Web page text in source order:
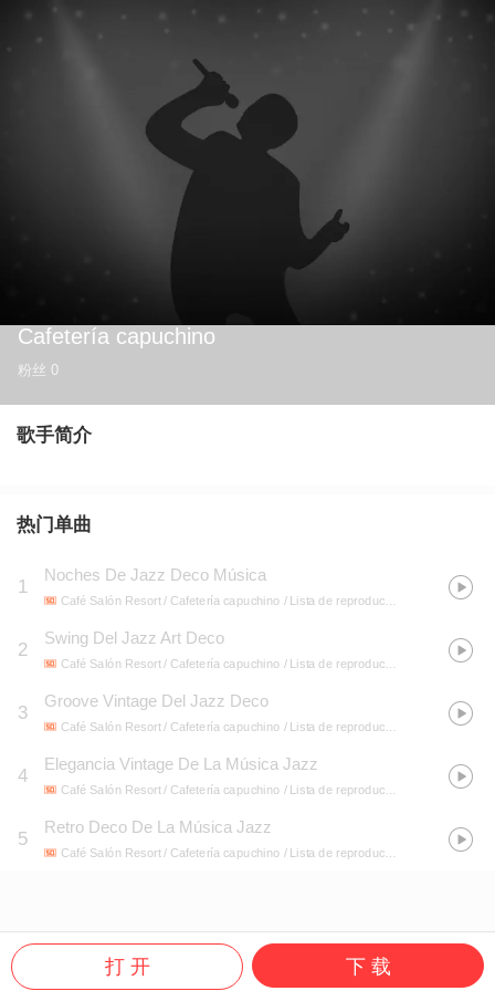
Cafetería capuchino
粉丝 0
歌手简介
热门单曲
1
Noches De Jazz Deco Música
Café Salón Resort / Cafetería capuchino / Lista de reproducción de la cafetería
2
Swing Del Jazz Art Deco
Café Salón Resort / Cafetería capuchino / Lista de reproducción de la cafetería
3
Groove Vintage Del Jazz Deco
Café Salón Resort / Cafetería capuchino / Lista de reproducción de la cafetería
4
Elegancia Vintage De La Música Jazz
Café Salón Resort / Cafetería capuchino / Lista de reproducción de la cafetería
5
Retro Deco De La Música Jazz
Café Salón Resort / Cafetería capuchino / Lista de reproducción de la cafetería
打 开 下 载